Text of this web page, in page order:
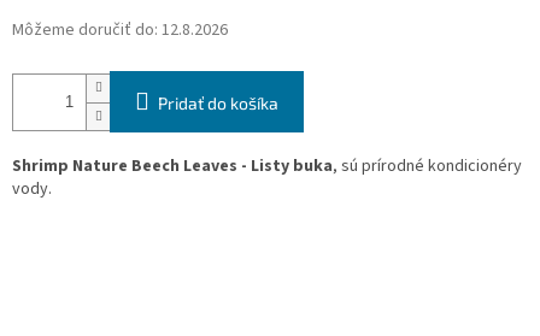
Môžeme doručiť do: 12.8.2026
Pridať do košíka
Shrimp Nature Beech Leaves - Listy buka, sú prírodné kondicionéry
vody.